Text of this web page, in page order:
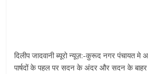
दिलीप जादवानी ब्यूरो न्यूज़:-कुरूद नगर पंचायत मे
पार्षदों के पहल पर सदन के अंदर और सदन के